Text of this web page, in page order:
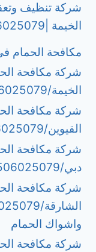
شركة تنظيف
الخيمة |0506025079
مكافحة الحمام
شركة مكافحة
الخيمة/0506025079
شركة مكافحة
القيوين/0506025079
شركة مكافحة
دبي/0506025079 |تركيب طارد الحمام
شركة مكافحة
واشواك الحمام
شركة مكافحة